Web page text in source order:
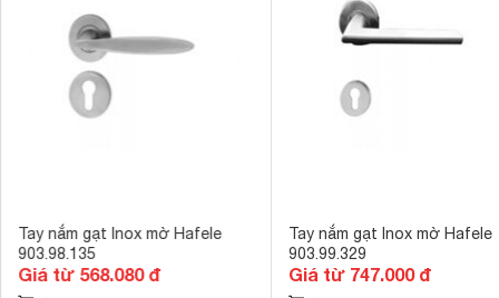
Tay nắm gạt Inox mờ Hafele
903.98.135
Giá từ 568.080 đ
Tay nắm gạt Inox mờ Hafele
903.99.329
Giá từ 747.000 đ